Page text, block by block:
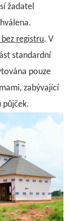
žadatel
registru. V
standardní
pouze
zabývající
půjček.